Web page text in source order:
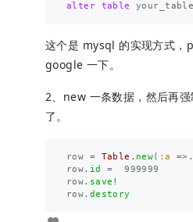
alter table
这个是 mysql 的实现方式，
google 一下。
2、new 一条数据，然后再
了。
row = Table . new( :a
row. id =
999999
row. save!
row. destory